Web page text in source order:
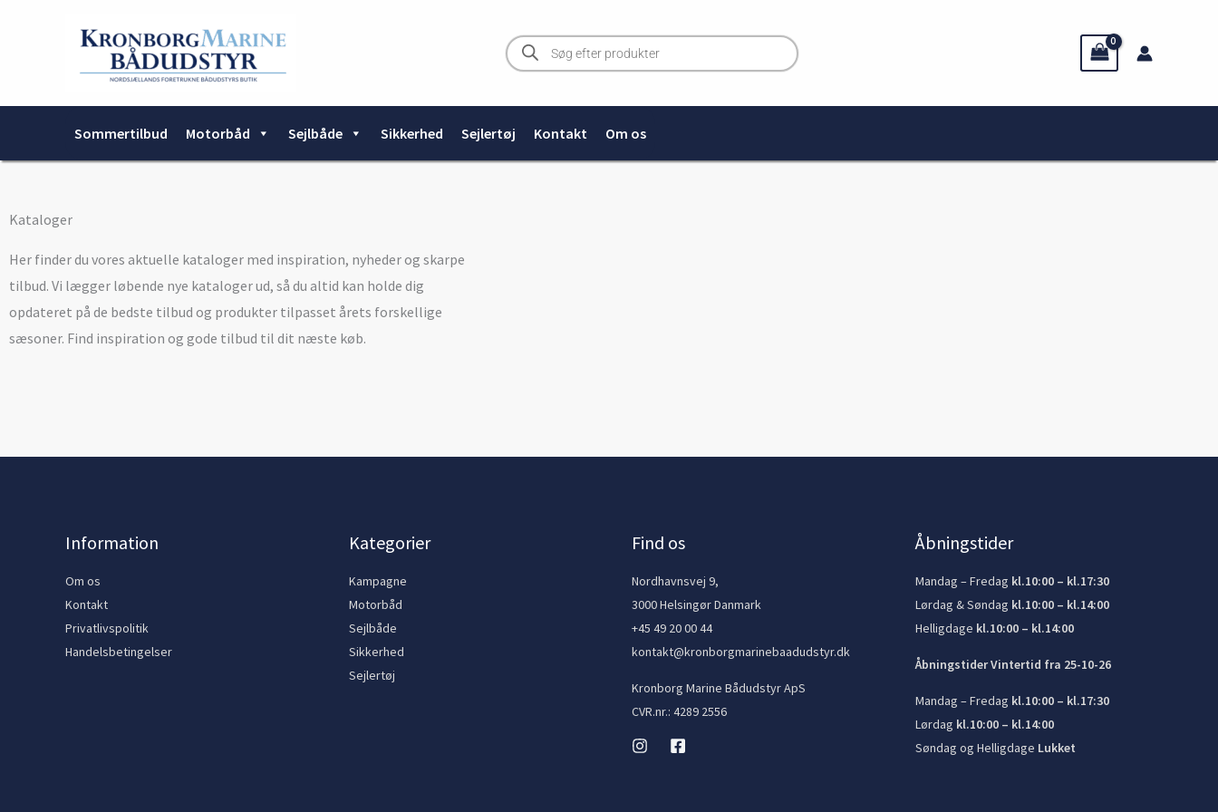
Products
search
Sommertilbud Motorbåd Sejlbåde Sikkerhed Sejlertøj Kontakt Om os
Kataloger
Her finder du vores aktuelle kataloger med inspiration, nyheder og skarpe
tilbud. Vi lægger løbende nye kataloger ud, så du altid kan holde dig
opdateret på de bedste tilbud og produkter tilpasset årets forskellige
sæsoner. Find inspiration og gode tilbud til dit næste køb.
Information
Om os
Kontakt
Privatlivspolitik
Handelsbetingelser
Kategorier
Kampagne
Motorbåd
Sejlbåde
Sikkerhed
Sejlertøj
Find os
Nordhavnsvej 9,
3000 Helsingør Danmark
+45 49 20 00 44
kontakt@kronborgmarinebaadudstyr.dk
Kronborg Marine Bådudstyr ApS
CVR.nr.: 4289 2556
Åbningstider
Mandag – Fredag kl.10:00 – kl.17:30
Lørdag & Søndag kl.10:00 – kl.14:00
Helligdage kl.10:00 – kl.14:00
Åbningstider Vintertid fra 25-10-26
Mandag – Fredag kl.10:00 – kl.17:30
Lørdag kl.10:00 – kl.14:00
Søndag og Helligdage Lukket